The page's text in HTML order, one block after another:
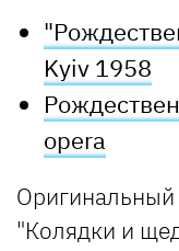
Kyiv 1958
opera
"Колядки и